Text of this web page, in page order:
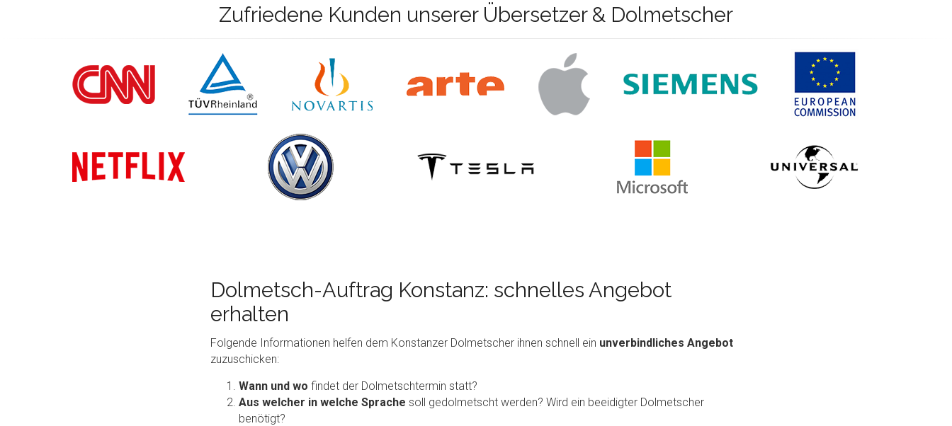
Zufriedene Kunden unserer Übersetzer & Dolmetscher
Dolmetsch-Auftrag Konstanz: schnelles Angebot
erhalten
Folgende Informationen helfen dem Konstanzer Dolmetscher ihnen schnell ein unverbindliches Angebot
zuzuschicken:
Wann und wo findet der Dolmetschtermin statt?
Aus welcher in welche Sprache soll gedolmetscht werden? Wird ein beeidigter Dolmetscher
benötigt?